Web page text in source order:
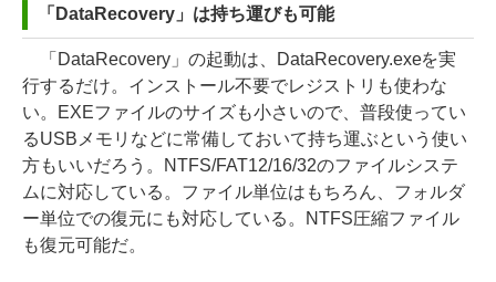
「DataRecovery」は持ち運びも可能
「DataRecovery」の起動は、DataRecovery.exeを実
行するだけ。インストール不要でレジストリも使わな
い。EXEファイルのサイズも小さいので、普段使ってい
るUSBメモリなどに常備しておいて持ち運ぶという使い
方もいいだろう。NTFS/FAT12/16/32のファイルシステ
ムに対応している。ファイル単位はもちろん、フォルダ
ー単位での復元にも対応している。NTFS圧縮ファイル
も復元可能だ。